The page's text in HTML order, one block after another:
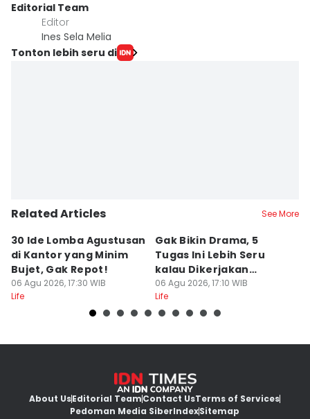
Editorial Team
Editor
Ines Sela Melia
Tonton lebih seru di
Related Articles See More
30 Ide Lomba Agustusan
di Kantor yang Minim
Bujet, Gak Repot!
06 Agu 2026, 17:30 WIB
Life
Gak Bikin Drama, 5
Tugas Ini Lebih Seru
kalau Dikerjakan
Bersama
06 Agu 2026, 17:10 WIB
Life
About UsEditorial TeamContact UsTerms of Services
Pedoman Media SiberIndexSitemap